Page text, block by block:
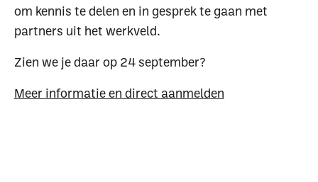
om kennis te delen en in gesprek te gaan met
partners uit het werkveld.
Zien we je daar op 24 september?
Meer informatie en direct aanmelden